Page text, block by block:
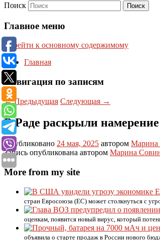
Поиск
Главное меню
Перейти к основному содержимому
Главная
Навигация по записям
←Предыдущая Следующая →
В Раде раскрыли
Опубликовано 24 мая, 2025 автором Марина
Запись опубликована автором Марина
More from my site
стран Евросоюза (ЕС) может столкнуться с
оценкам, появится новый вирус, который
объявила о старте продаж в России нового